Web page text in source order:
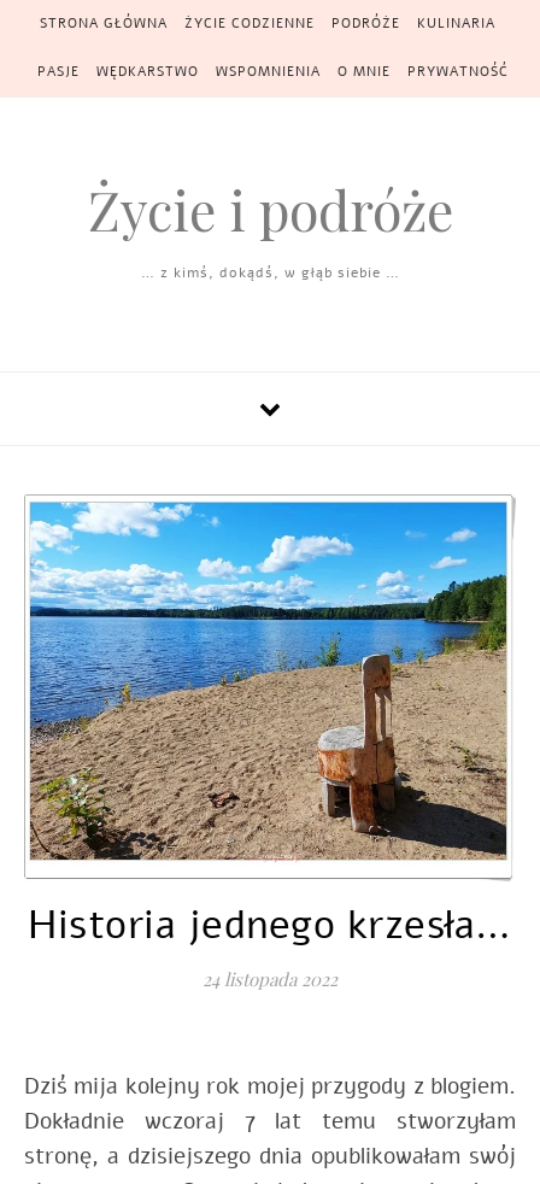
Skip to content
STRONA GŁÓWNA ŻYCIE CODZIENNE PODRÓŻE KULINARIA
PASJE WĘDKARSTWO WSPOMNIENIA O MNIE PRYWATNOŚĆ
Życie i podróże
… z kimś, dokądś, w głąb siebie …
Historia jednego krzesła…
24 listopada 2022
Dziś mija kolejny rok mojej przygody z blogiem.
Dokładnie wczoraj 7 lat temu stworzyłam
stronę, a dzisiejszego dnia opublikowałam swój